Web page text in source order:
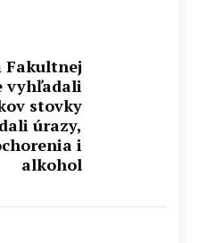
Fakultnej
vyhľadali
stovky
úrazy,
i
alkohol